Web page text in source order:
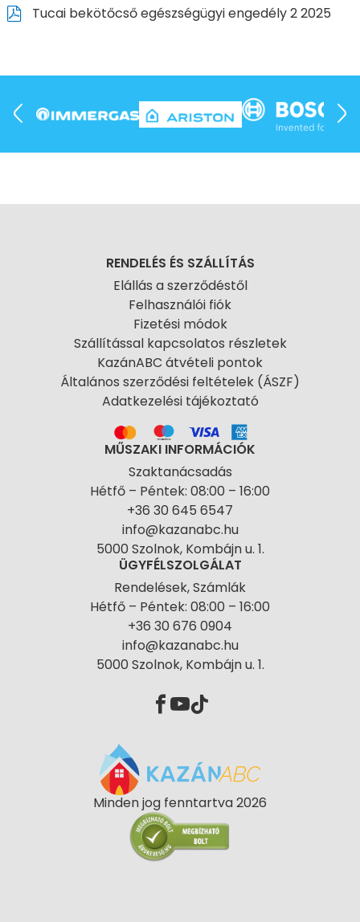
Tucai bekötőcső egészségügyi engedély 2 2025
RENDELÉS ÉS SZÁLLÍTÁS
Elállás a szerződéstől
Felhasználói fiók
Fizetési módok
Szállítással kapcsolatos részletek
KazánABC átvételi pontok
Általános szerződési feltételek (ÁSZF)
Adatkezelési tájékoztató
MŰSZAKI INFORMÁCIÓK
Szaktanácsadás
Hétfő – Péntek: 08:00 – 16:00
+36 30 645 6547
info@kazanabc.hu
5000 Szolnok, Kombájn u. 1.
ÜGYFÉLSZOLGÁLAT
Rendelések, Számlák
Hétfő – Péntek: 08:00 – 16:00
+36 30 676 0904
info@kazanabc.hu
5000 Szolnok, Kombájn u. 1.
Minden jog fenntartva 2026